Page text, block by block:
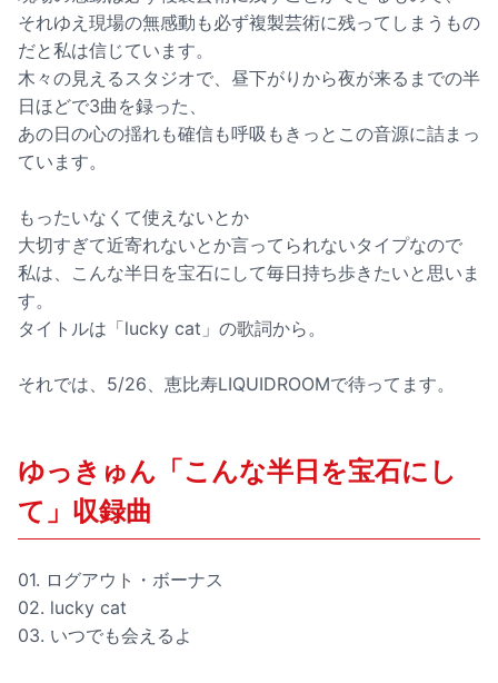
それゆえ現場の無感動も必ず複製芸術に残ってしまうもの
だと私は信じています。
木々の見えるスタジオで、昼下がりから夜が来るまでの半
日ほどで3曲を録った、
あの日の心の揺れも確信も呼吸もきっとこの音源に詰まっ
ています。
もったいなくて使えないとか
大切すぎて近寄れないとか言ってられないタイプなので
私は、こんな半日を宝石にして毎日持ち歩きたいと思いま
す。
タイトルは「lucky cat」の歌詞から。
それでは、5/26、恵比寿LIQUIDROOMで待ってます。
ゆっきゅん「こんな半日を宝石にし
て」収録曲
01. ログアウト・ボーナス
02. lucky cat
03. いつでも会えるよ